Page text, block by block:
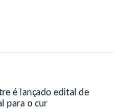
é lançado edital de
para o cur